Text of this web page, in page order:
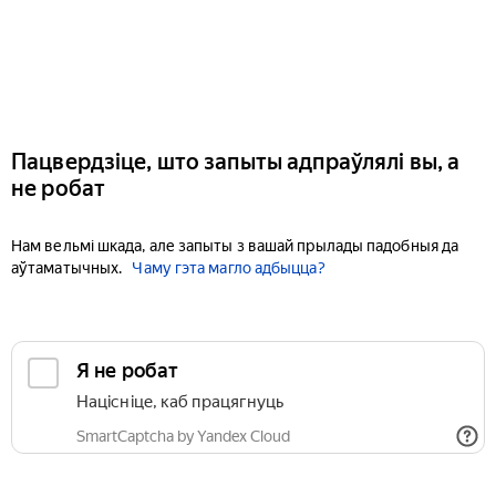
Пацвердзіце, што запыты адпраўлялі вы, а
не робат
Нам вельмі шкада, але запыты з вашай прылады падобныя да
аўтаматычных.
Чаму гэта магло адбыцца?
Я не робат
Націсніце, каб працягнуць
SmartCaptcha by Yandex Cloud